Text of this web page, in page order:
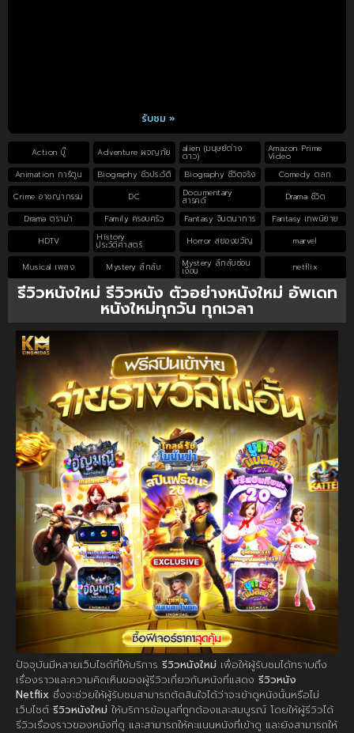
รับชม »
Action บู๊ Adventure ผจญภัย alien (มนุษย์ต่าง
ดาว)
Amazon Prime
Video
Animation การ์ตูน
Biography ชีวประวัติ Biography ชีวิตจริง
Comedy ตลก
Crime อาชญากรรม
DC Documentary
สารคดี
Drama ชีวิต
Drama ดราม่า
Family ครอบครัว Fantasy จินตนาการ
Fantasy เทพนิยาย
HDTV
History
ประวัติศาสตร์ Horror สยองขวัญ marvel
Musical เพลง Mystery ลึกลับ Mystery ลึกลับซ่อน
เงื่อน netflix
รีวิวหนังใหม่ รีวิวหนัง ตัวอย่างหนังใหม่ อัพเดท
หนังใหม่ทุกวัน ทุกเวลา
ปัจจุบันมีหลายเว็บไซต์ที่ให้บริการ รีวิวหนังใหม่ เพื่อให้ผู้รับชมได้ทราบถึง
เรื่องราวและความคิดเห็นของผู้รีวิวเกี่ยวกับหนังที่แสดง รีวิวหนัง
Netflix ซึ่งจะช่วยให้ผู้รับชมสามารถตัดสินใจได้ว่าจะเข้าดูหนังนั้นหรือไม่
เว็บไซต์ รีวิวหนังใหม่ ให้บริการข้อมูลที่ถูกต้องและสมบูรณ์ โดยให้ผู้รีวิวได้
รีวิวเรื่องราวของหนังที่ดู และสามารถให้คะแนนหนังที่เข้าดู และยังสามารถให้